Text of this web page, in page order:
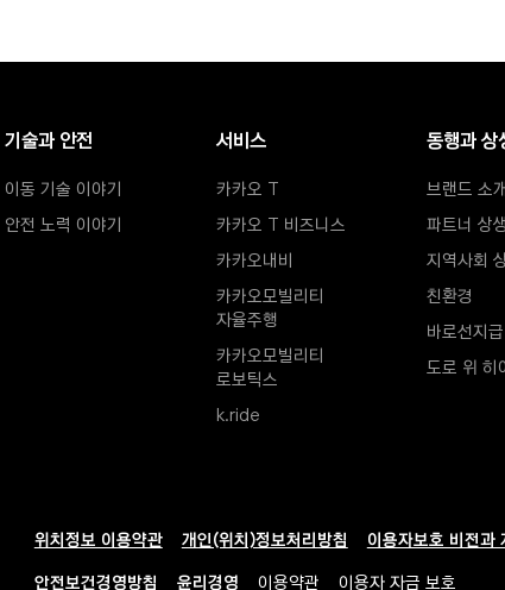
기술과 안전
이동 기술 이야기
안전 노력 이야기
서비스
카카오 T
카카오 T 비즈니스
카카오내비
카카오모빌리티
자율주행
카카오모빌리티
로보틱스
k.ride
동행과 상
브랜드 소
파트너 상
지역사회
친환경
바로선지급
도로 위 히
위치정보 이용약관새창열림
개인(위치)정보처리방침 이용자보호 비전과
안전보건경영방침 새창열림
윤리경영 이용약관 새창열림
이용자 자금 보호